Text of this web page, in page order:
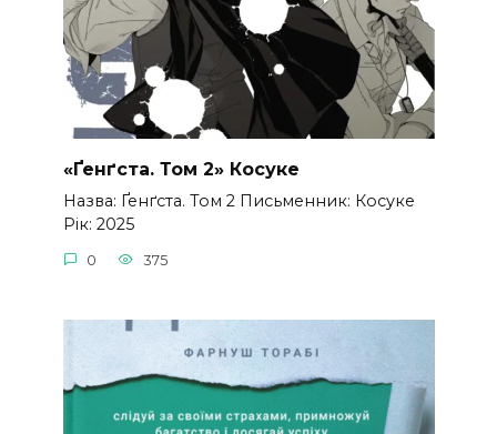
«Ґенґста. Том 2» Косуке
Назва: Ґенґста. Том 2 Письменник: Косуке
Рік: 2025
0 375